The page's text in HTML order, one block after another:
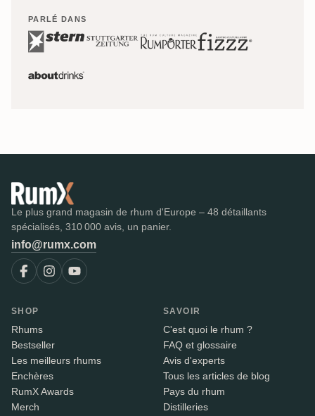
PARLÉ DANS
Le plus grand magasin de rhum d'Europe – 48 détaillants
spécialisés, 310 000 avis, un panier.
info@rumx.com
SHOP
Rhums
Bestseller
Les meilleurs rhums
Enchères
RumX Awards
Merch
SAVOIR
C'est quoi le rhum ?
FAQ et glossaire
Avis d'experts
Tous les articles de blog
Pays du rhum
Distilleries